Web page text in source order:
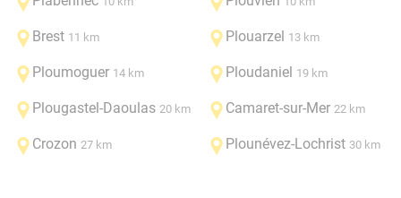
Brest 11 km Plouarzel 13 km
Ploumoguer 14 km Ploudaniel 19 km
Plougastel-Daoulas 20 km Camaret-sur-Mer 22 km
Crozon 27 km Plounévez-Lochrist 30 km